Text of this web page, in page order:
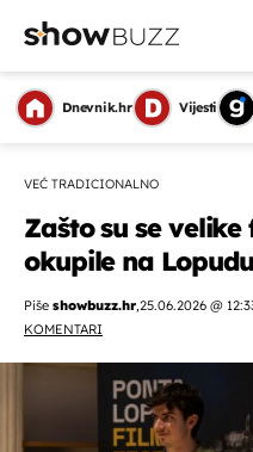
Dnevnik.hr Vijesti
VEĆ TRADICIONALNO
Zašto su se
okupile na
Piše showbuzz.hr,25.06.2026 @
KOMENTARI